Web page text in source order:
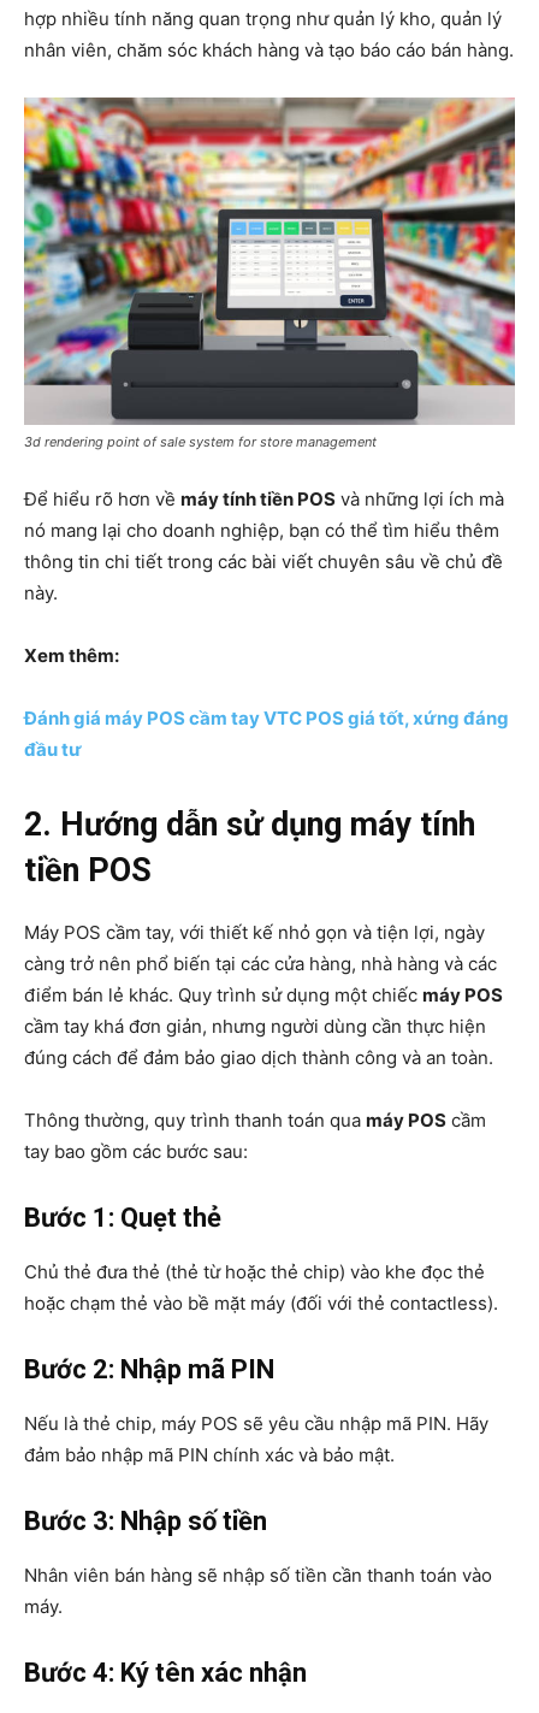
hợp nhiều tính năng quan trọng như quản lý kho, quản lý
nhân viên, chăm sóc khách hàng và tạo báo cáo bán hàng.
3d rendering point of sale system for store management
Để hiểu rõ hơn về máy tính tiền POS và những lợi ích mà
nó mang lại cho doanh nghiệp, bạn có thể tìm hiểu thêm
thông tin chi tiết trong các bài viết chuyên sâu về chủ đề
này.
Xem thêm:
Đánh giá máy POS cầm tay VTC POS giá tốt, xứng đáng
đầu tư
2. Hướng dẫn sử dụng máy tính
tiền POS
Máy POS cầm tay, với thiết kế nhỏ gọn và tiện lợi, ngày
càng trở nên phổ biến tại các cửa hàng, nhà hàng và các
điểm bán lẻ khác. Quy trình sử dụng một chiếc máy POS
cầm tay khá đơn giản, nhưng người dùng cần thực hiện
đúng cách để đảm bảo giao dịch thành công và an toàn.
Thông thường, quy trình thanh toán qua máy POS cầm
tay bao gồm các bước sau:
Bước 1: Quẹt thẻ
Chủ thẻ đưa thẻ (thẻ từ hoặc thẻ chip) vào khe đọc thẻ
hoặc chạm thẻ vào bề mặt máy (đối với thẻ contactless).
Bước 2: Nhập mã PIN
Nếu là thẻ chip, máy POS sẽ yêu cầu nhập mã PIN. Hãy
đảm bảo nhập mã PIN chính xác và bảo mật.
Bước 3: Nhập số tiền
Nhân viên bán hàng sẽ nhập số tiền cần thanh toán vào
máy.
Bước 4: Ký tên xác nhận